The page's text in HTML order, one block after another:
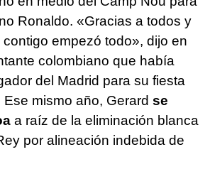
Ronaldo. «Gracias a todos y
empezó todo», dijo en
colombiano que había
del Madrid para su fiesta
mismo año, Gerard se
a raíz de la eliminación blanca
por alineación indebida de